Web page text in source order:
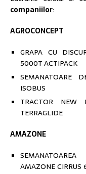
companiilor:
AGROCONCEPT
GRAPA CU
5000T ACTIPACK
SEMANATOARE
ISOBUS
TRACTOR NEW
TERRAGLIDE
AMAZONE
AMAZONE